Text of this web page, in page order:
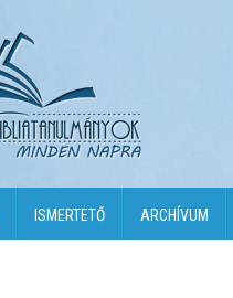
ISMERTETŐ ARCHÍVUM